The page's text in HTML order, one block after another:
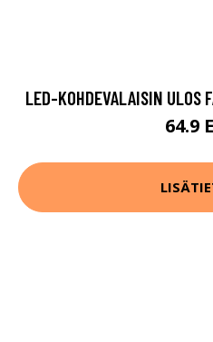
LED-KOHDEVALAISIN ULOS
64.9